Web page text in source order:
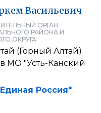
Васильевич
ОРГАН
РАЙОНА И
ОКРУГА
(Горный Алтай)
МО "Усть-Канский
Россия"